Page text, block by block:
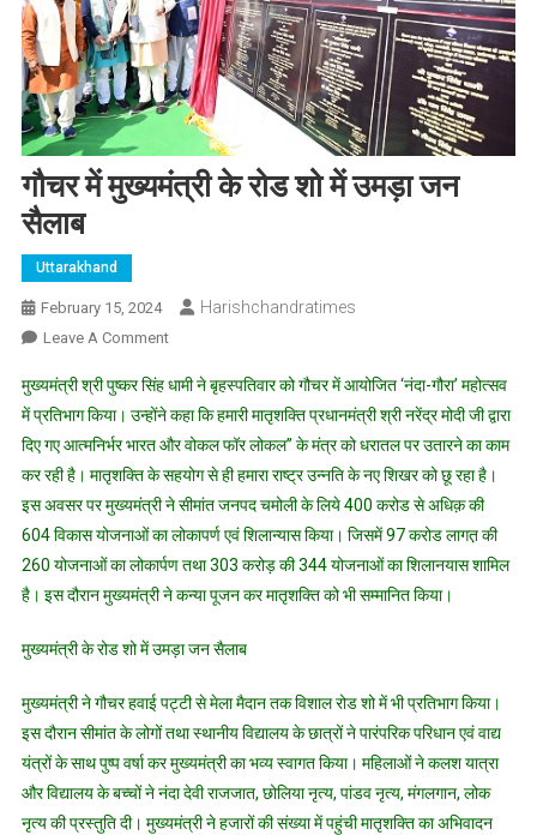
गौचर में मुख्यमंत्री के रोड शो में उमड़ा जन
सैलाब
Uttarakhand
February 15, 2024 Harishchandratimes
Leave A CommentOn
में
मुख्यमंत्री
के
रोड
शो
में
उमड़ा
जन
मुख्यमंत्री श्री पुष्कर सिंह धामी ने बृहस्पतिवार को गौचर में आयोजित ‘नंदा-गौरा’ महोत्सव
में प्रतिभाग किया। उन्होंने कहा कि हमारी मातृशक्ति प्रधानमंत्री श्री नरेंद्र मोदी जी द्वारा
दिए गए आत्मनिर्भर भारत और वोकल फॉर लोकल’’ के मंत्र को धरातल पर उतारने का काम
कर रही है। मातृशक्ति के सहयोग से ही हमारा राष्ट्र उन्नति के नए शिखर को छू रहा है।
इस अवसर पर मुख्यमंत्री ने सीमांत जनपद चमोली के लिये 400 करोड से अधिक़ की
604 विकास योजनाओं का लोकापर्ण एवं शिलान्यास किया। जिसमें 97 करोड लागत़ की
260 योजनाओं का लोकार्पण तथा 303 करोड़ की 344 योजनाओं का शिलानयास शामिल
है। इस दौरान मुख्यमंत्री ने कन्या पूजन कर मातृशक्ति को भी सम्मानित किया।
मुख्यमंत्री के रोड शो में उमड़ा जन सैलाब
मुख्यमंत्री ने गौचर हवाई पट्टी से मेला मैदान तक विशाल रोड शो में भी प्रतिभाग किया।
इस दौरान सीमांत के लोगों तथा स्थानीय विद्यालय के छात्रों ने पारंपरिक परिधान एवं वाद्य
यंत्रों के साथ पुष्प वर्षा कर मुख्यमंत्री का भव्य स्वागत किया। महिलाओं ने कलश यात्रा
और विद्यालय के बच्चों ने नंदा देवी राजजात, छोलिया नृत्य, पांडव नृत्य, मंगलगान, लोक
नृत्य की प्रस्तुति दी। मुख्यमंत्री ने हजारों की संख्या में पहुंची मातृशक्ति का अभिवादन